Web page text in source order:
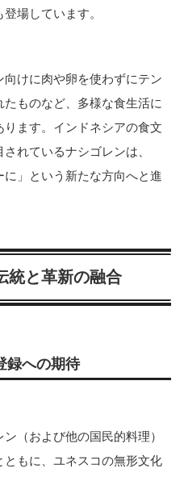
場しています。
けに肉や卵を使わずにテン
ものなど、多様な食生活に
ます。インドネシアの食文
れているナシゴレンは、
に」という新たな方向へと進
統と革新の融合
録への期待
（および他の国民的料理）
もに、ユネスコの無形文化